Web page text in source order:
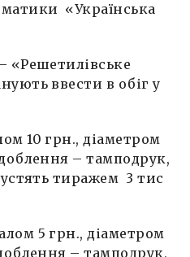
«Українська
«Решетилівське
ввести в обіг у
10 грн., діаметром
– тамподрук,
тиражем 3 тис
5 грн., діаметром
– тамподрук,